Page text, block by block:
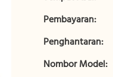
Pembayaran:
Penghantaran:
Nombor Model: